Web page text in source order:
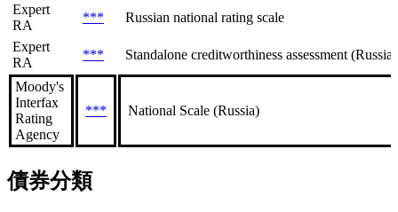
Expert
RA
***
Russian national rating scale
Expert
RA
*** Standalone creditworthiness assessment
Moody's
Interfax
Rating
Agency
*** National Scale (Russia)
債券分類